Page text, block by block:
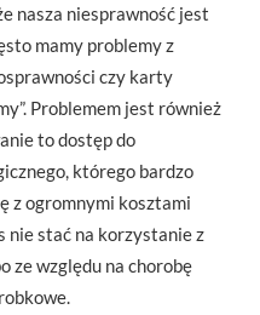
nasza niesprawność jest
mamy problemy z
czy karty
Problemem jest również
to dostęp do
którego bardzo
z ogromnymi kosztami
nie stać na korzystanie z
ze względu na chorobę